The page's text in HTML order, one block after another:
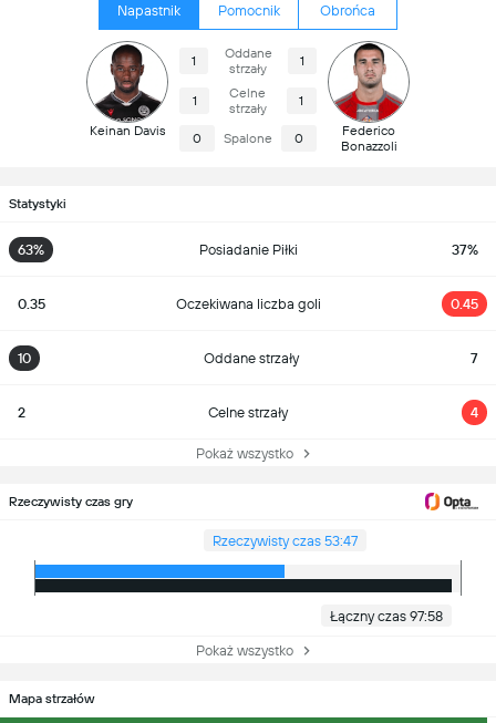
Napastnik Pomocnik Obrońca
Keinan Davis
1
Oddane
strzały
1
1
Celne
strzały
1
0 Spalone 0
Federico
Bonazzoli
Statystyki
63% Posiadanie Piłki 37%
0.35 Oczekiwana liczba goli 0.45
10 Oddane strzały 7
2 Celne strzały 4
Pokaż wszystko
Rzeczywisty czas gry
Rzeczywisty czas 53:47
Łączny czas 97:58
Pokaż wszystko
Mapa strzałów